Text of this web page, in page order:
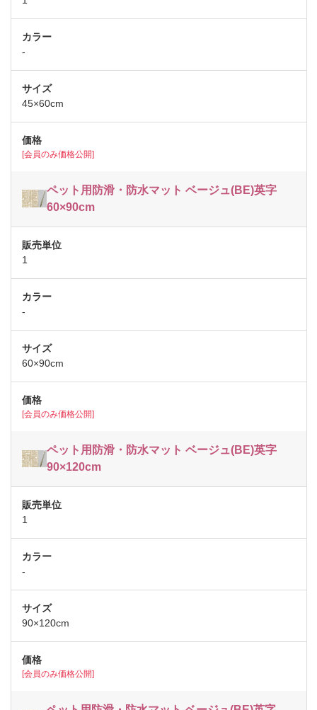
-
45×60cm
[会員のみ価格公開]
ペット用防滑・防水マット ベージュ(BE)英字
60×90cm
1
-
60×90cm
[会員のみ価格公開]
ペット用防滑・防水マット ベージュ(BE)英字
90×120cm
1
-
90×120cm
[会員のみ価格公開]